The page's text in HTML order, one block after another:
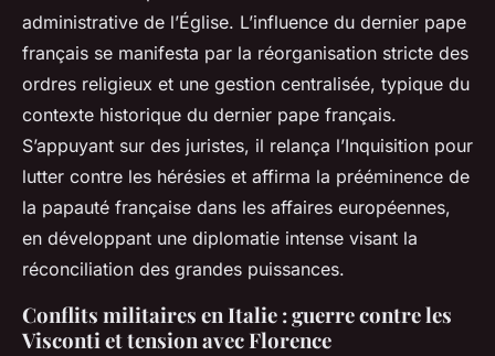
administrative de l’Église. L’influence du dernier pape
français se manifesta par la réorganisation stricte des
ordres religieux et une gestion centralisée, typique du
contexte historique du dernier pape français.
S’appuyant sur des juristes, il relança l’Inquisition pour
lutter contre les hérésies et affirma la prééminence de
la papauté française dans les affaires européennes,
en développant une diplomatie intense visant la
réconciliation des grandes puissances.
Conflits militaires en Italie : guerre contre les
Visconti et tension avec Florence